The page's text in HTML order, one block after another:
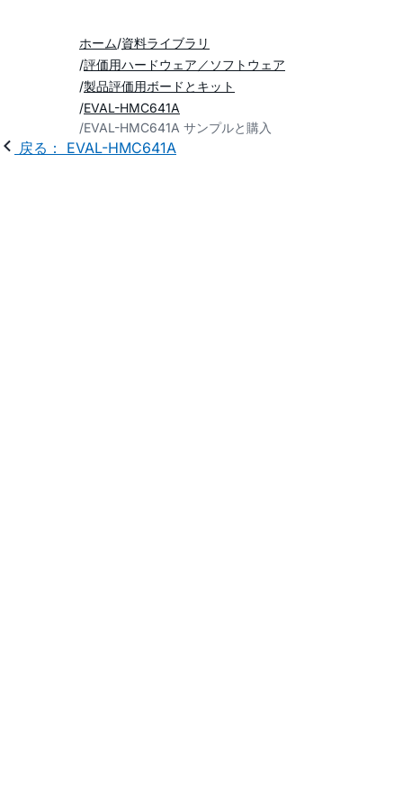
ホーム 資料ライブラリ
評価用ハードウェア／ソフトウェア
製品評価用ボードとキット
EVAL-HMC641A
EVAL-HMC641A サンプルと購入
戻る： EVAL-HMC641A